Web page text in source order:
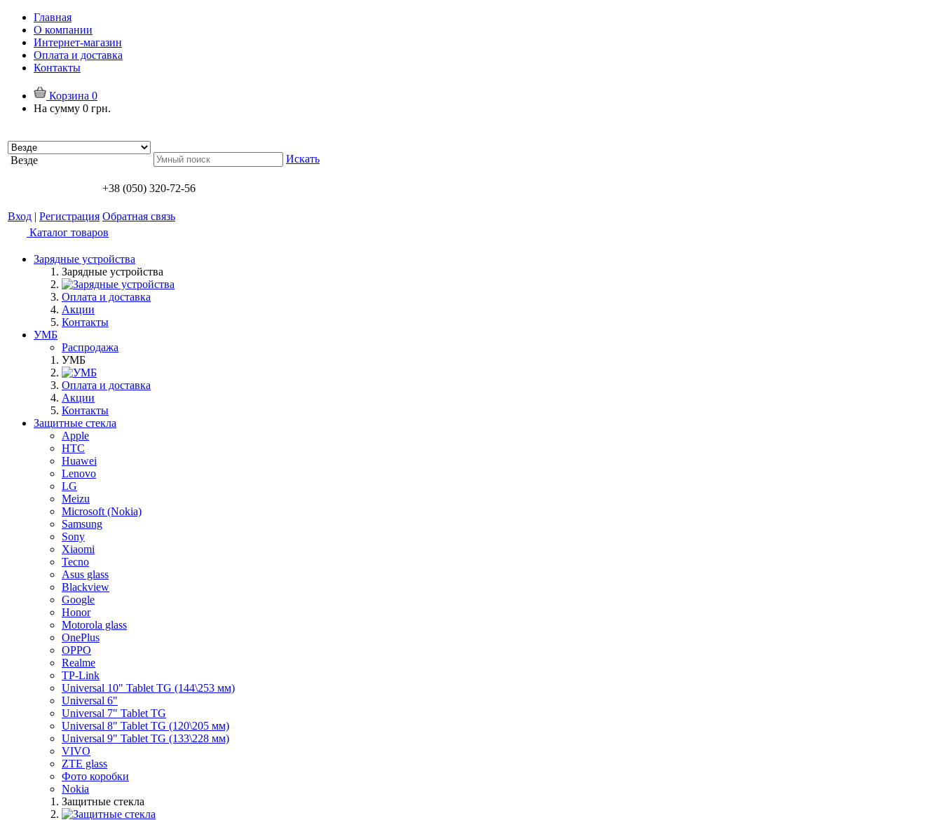
Главная
О компании
Интернет-магазин
Оплата и доставка
Контакты
Корзина 0
На сумму 0 грн.
Везде Искать
+38 (050) 320-72-56
Вход | Регистрация Обратная связь
Каталог товаров
Зарядные устройства
Зарядные устройства
Оплата и доставка
Акции
Контакты
УМБ
Распродажа
УМБ
Оплата и доставка
Акции
Контакты
Защитные стекла
Apple
HTC
Huawei
Lenovo
LG
Meizu
Microsoft (Nokia)
Samsung
Sony
Xiaomi
Tecno
Asus glass
Blackview
Google
Honor
Motorola glass
OnePlus
OPPO
Realme
TP-Link
Universal 10" Tablet TG (144\253 мм)
Universal 6"
Universal 7" Tablet TG
Universal 8" Tablet TG (120\205 мм)
Universal 9" Tablet TG (133\228 мм)
VIVO
ZTE glass
Фото коробки
Nokia
Защитные стекла